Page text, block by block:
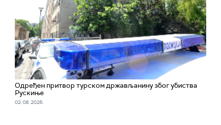
Одређен притвор турском држављанину због убиства
Рускиње
02. 08. 2026.